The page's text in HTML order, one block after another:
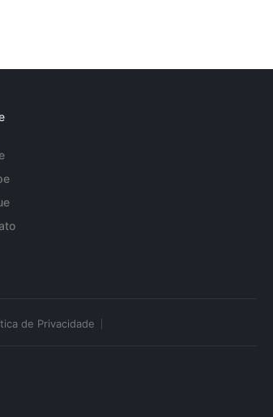
de Privacidade